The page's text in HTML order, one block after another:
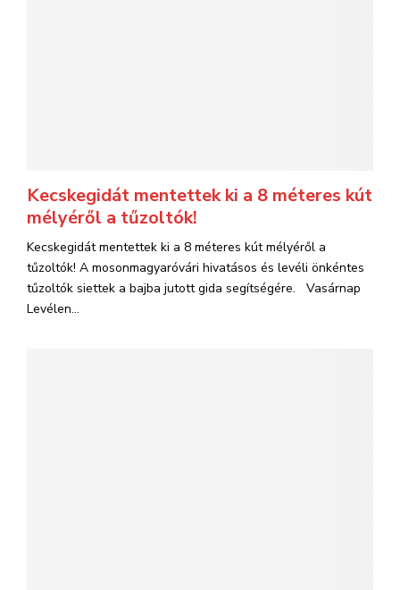
Kecskegidát mentettek ki a 8 méteres kút
mélyéről a tűzoltók!
Kecskegidát mentettek ki a 8 méteres kút mélyéről a
tűzoltók! A mosonmagyaróvári hivatásos és levéli önkéntes
tűzoltók siettek a bajba jutott gida segítségére. Vasárnap
Levélen...